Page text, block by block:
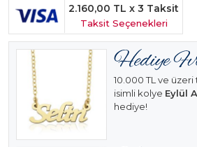
2.160,00 TL x 3 Taksit
Taksit Seçenekleri
10.000 TL ve
isimli kolye Eylül
hediye!